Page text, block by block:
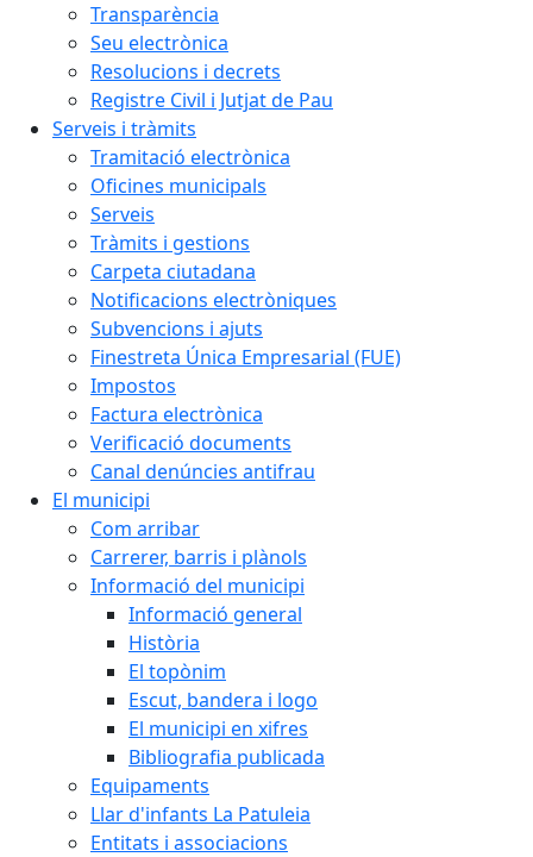
Transparència
Seu electrònica
Resolucions i decrets
Registre Civil i Jutjat de Pau
Serveis i tràmits
Tramitació electrònica
Oficines municipals
Serveis
Tràmits i gestions
Carpeta ciutadana
Notificacions electròniques
Subvencions i ajuts
Finestreta Única Empresarial (FUE)
Impostos
Factura electrònica
Verificació documents
Canal denúncies antifrau
El municipi
Com arribar
Carrerer, barris i plànols
Informació del municipi
Informació general
Història
El topònim
Escut, bandera i logo
El municipi en xifres
Bibliografia publicada
Equipaments
Llar d'infants La Patuleia
Entitats i associacions